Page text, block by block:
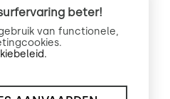
Insucommerce
beter!
van functionele,